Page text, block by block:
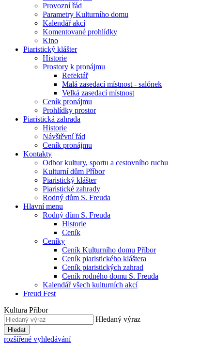
Provozní řád
Parametry Kulturního domu
Kalendář akcí
Komentované prohlídky
Kino
Piaristický klášter
Historie
Prostory k pronájmu
Refektář
Malá zasedací místnost - salónek
Velká zasedací místnost
Ceník pronájmu
Prohlídky prostor
Piaristická zahrada
Historie
Návštěvní řád
Ceník pronájmu
Kontakty
Odbor kultury, sportu a cestovního ruchu
Kulturní dům Příbor
Piaristický klášter
Piaristické zahrady
Rodný dům S. Freuda
Hlavní menu
Rodný dům S. Freuda
Historie
Ceník
Ceníky
Ceník Kulturního domu Příbor
Ceník piaristického kláštera
Ceník piaristických zahrad
Ceník rodného domu S. Freuda
Kalendář všech kulturních akcí
Freud Fest
Kultura Příbor
Hledaný výraz
Hledat
rozšířené vyhledávání